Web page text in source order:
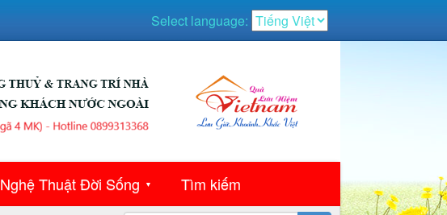
Nghệ Thuật Đời Sống ▼ Tìm kiếm
Select language: